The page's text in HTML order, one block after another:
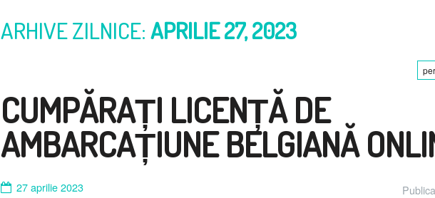
ARHIVE ZILNICE:APRILIE 27, 2023
CUMPĂRAȚI LICENȚĂ DE
AMBARCAȚIUNE BELGIANĂ
27 aprilie 2023